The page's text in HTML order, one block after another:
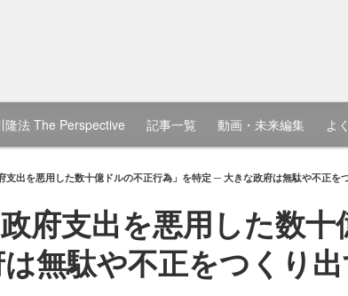
隆法 The Perspective 記事一覧 動画・未来編集 よ
支出を悪用した数十億ドルの不正行為」を特定 ─ 大きな政府は無駄や不正を
府支出を悪用した数
無駄や不正をつくり